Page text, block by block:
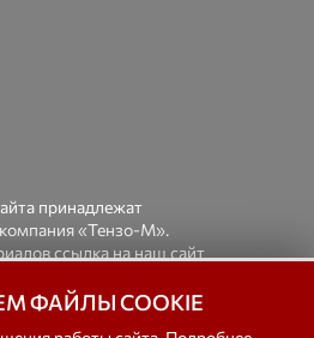
принадлежат
«Тензо-М».
ссылка на наш сайт
ФАЙЛЫ COOKIE